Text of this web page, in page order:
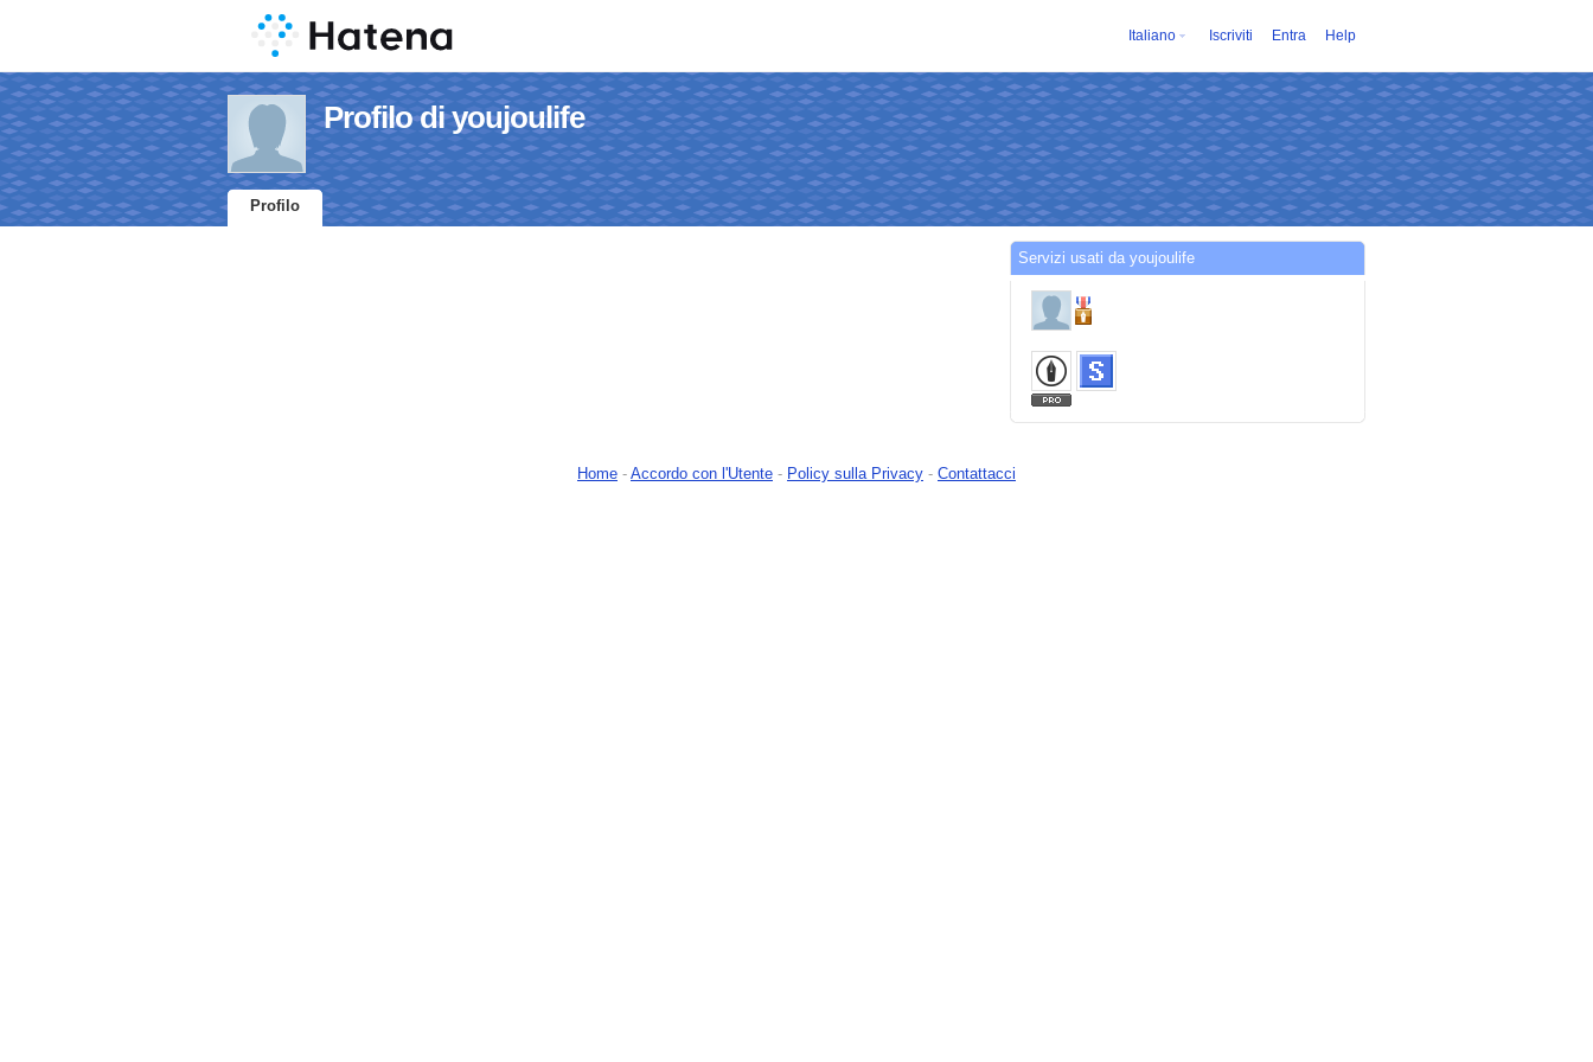
Italiano Iscriviti Entra Help
Profilo di youjoulife
Profilo
Servizi usati da youjoulife
Home - Accordo con l'Utente - Policy sulla Privacy - Contattacci